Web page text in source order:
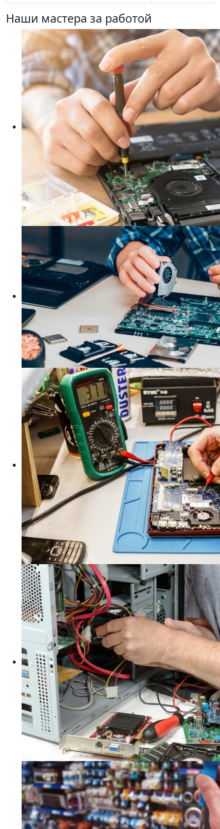
Наши мастера за работой